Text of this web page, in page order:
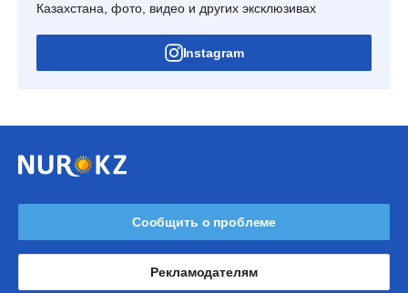
Казахстана, фото, видео и других эксклюзивах
Instagram
Сообщить о проблеме
Рекламодателям